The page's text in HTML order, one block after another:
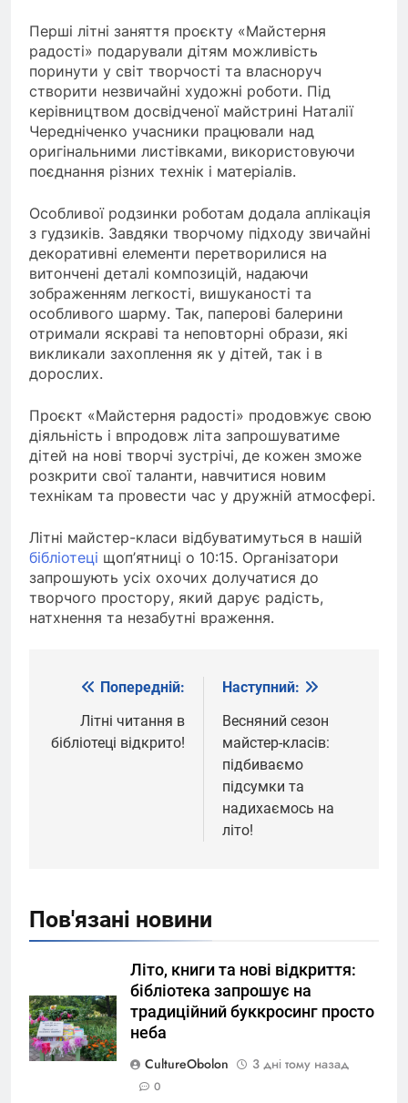
Перші літні заняття проєкту «Майстерня
радості» подарували дітям можливість
поринути у світ творчості та власноруч
створити незвичайні художні роботи. Під
керівництвом досвідченої майстрині Наталії
Чередніченко учасники працювали над
оригінальними листівками, використовуючи
поєднання різних технік і матеріалів.
Особливої родзинки роботам додала аплікація
з гудзиків. Завдяки творчому підходу звичайні
декоративні елементи перетворилися на
витончені деталі композицій, надаючи
зображенням легкості, вишуканості та
особливого шарму. Так, паперові балерини
отримали яскраві та неповторні образи, які
викликали захоплення як у дітей, так і в
дорослих.
Проєкт «Майстерня радості» продовжує свою
діяльність і впродовж літа запрошуватиме
дітей на нові творчі зустрічі, де кожен зможе
розкрити свої таланти, навчитися новим
технікам та провести час у дружній атмосфері.
Літні майстер-класи відбуватимуться в нашій
бібліотеці щоп’ятниці о 10:15. Організатори
запрошують усіх охочих долучатися до
творчого простору, який дарує радість,
натхнення та незабутні враження.
Навігація
записів
Попередній:
Літні читання в
бібліотеці відкрито!
Наступний:
Весняний сезон
майстер-класів:
підбиваємо
підсумки та
надихаємось на
літо!
Пов'язані новини
Літо, книги та нові відкриття:
бібліотека запрошує на
традиційний буккросинг просто
неба
CultureObolon
3 дні тому назад
0